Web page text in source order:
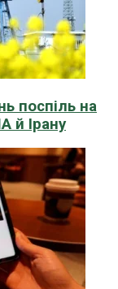
поспіль на
й Ірану